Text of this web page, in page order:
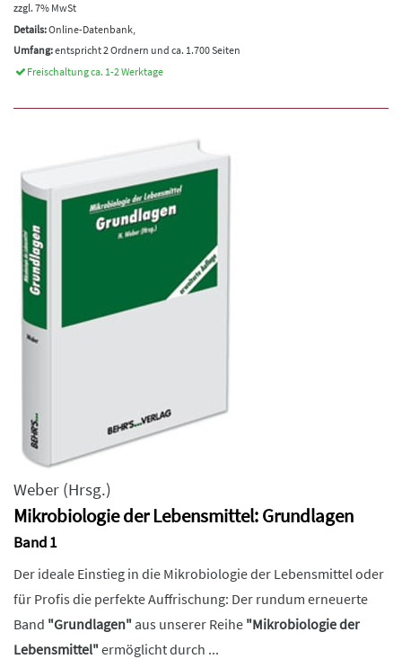
zzgl. 7% MwSt
Details:Online-Datenbank,
Umfang:entspricht 2 Ordnern und ca. 1.700 Seiten
Freischaltung ca. 1-2 Werktage
Weber (Hrsg.)
Mikrobiologie der Lebensmittel: Grundlagen
Band 1
Der ideale Einstieg in die Mikrobiologie der Lebensmittel oder
für Profis die perfekte Auffrischung: Der rundum erneuerte
Band "Grundlagen" aus unserer Reihe "Mikrobiologie der
Lebensmittel"ermöglicht durch ...